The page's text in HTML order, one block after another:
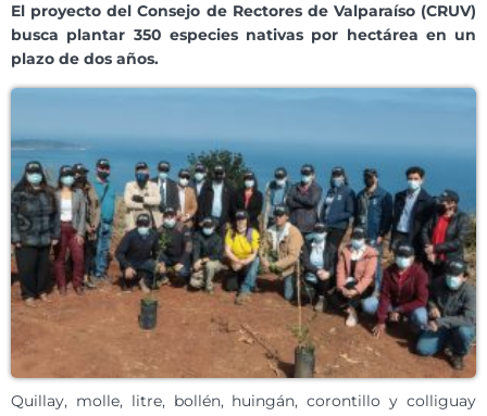
El proyecto del Consejo de Rectores de Valparaíso (CRUV)
busca plantar 350 especies nativas por hectárea en un
plazo de dos años.
Quillay, molle, litre, bollén, huingán, corontillo y colliguay